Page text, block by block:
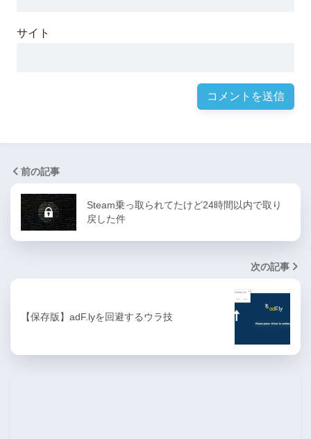
サイト
前の記事
Steam乗っ取られてたけど24時間以内で取り
戻した件
次の記事
【保存版】adF.lyを回避するウラ技